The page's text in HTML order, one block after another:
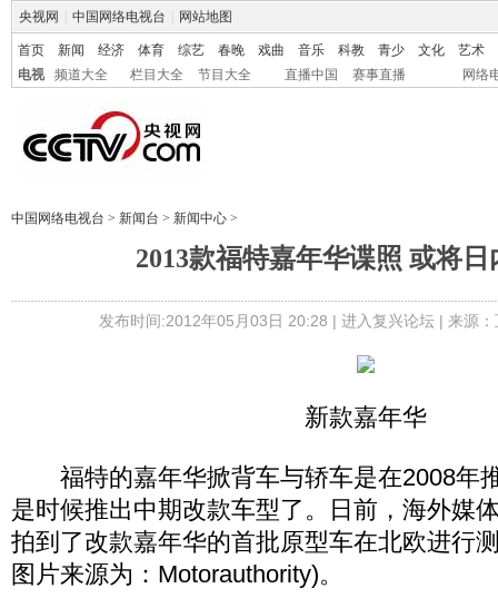
央视网 中国网络电视台 网站地图
首页 新闻 经济 体育 综艺 春晚 戏曲 音乐 科教 青少 文化
艺术
电视
频道大全 栏目大全 节目大全 直播中国 赛事直播 网络
中国网络电视台 > 新闻台 > 新闻中心 >
2013款福特嘉年华谍照 或将日
发布时间:2012年05月03日 20:28 | 进入复兴论坛| 来源
新款嘉年华
福特的嘉年华掀背车与轿车是在2008年
是时候推出中期改款车型了。日前，海外媒
拍到了改款嘉年华的首批原型车在北欧进行
图片来源为：Motorauthority)。